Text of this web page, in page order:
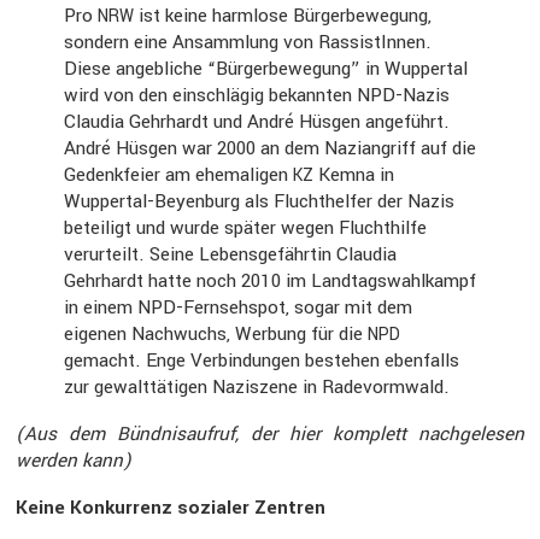
Pro NRW ist keine harmlose Bürger­be­we­gung,
sondern eine Ansamm­lung von Rassis­tInnen.
Diese angeb­liche “Bürger­be­we­gung” in Wuppertal
wird von den einschlägig bekannten NPD-Nazis
Claudia Gehrhardt und André Hüsgen angeführt.
André Hüsgen war 2000 an dem Nazian­griff auf die
Gedenk­feier am ehema­ligen KZ Kemna in
Wuppertal-Beyen­burg als Flucht­helfer der Nazis
betei­ligt und wurde später wegen Flucht­hilfe
verur­teilt. Seine Lebens­ge­fährtin Claudia
Gehrhardt hatte noch 2010 im Landtags­wahl­kampf
in einem NPD-Fernseh­spot, sogar mit dem
eigenen Nachwuchs, Werbung für die NPD
gemacht. Enge Verbin­dungen bestehen ebenfalls
zur gewalt­tä­tigen Naziszene in Radevormwald.
(Aus dem Bündnis­aufruf, der hier komplett nachge­lesen
werden kann)
Keine Konkur­renz sozialer Zentren